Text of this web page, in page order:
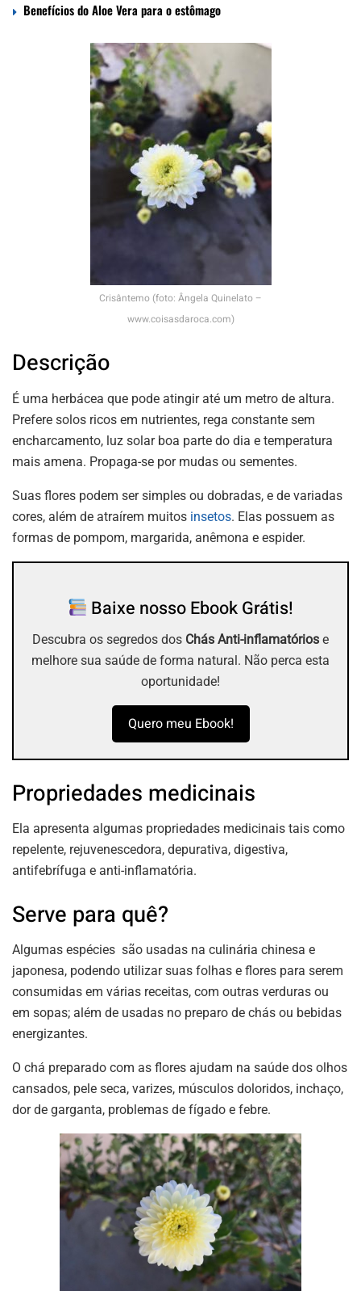
Benefícios do Aloe Vera para o estômago
Crisântemo (foto: Ângela Quinelato –
www.coisasdaroca.com)
Descrição
É uma herbácea que pode atingir até um metro de altura.
Prefere solos ricos em nutrientes, rega constante sem
encharcamento, luz solar boa parte do dia e temperatura
mais amena. Propaga-se por mudas ou sementes.
Suas flores podem ser simples ou dobradas, e de variadas
cores, além de atraírem muitos insetos. Elas possuem as
formas de pompom, margarida, anêmona e espider.
Baixe nosso Ebook Grátis!
Descubra os segredos dos Chás Anti-inflamatórios e
melhore sua saúde de forma natural. Não perca esta
oportunidade!
Quero meu Ebook!
Propriedades medicinais
Ela apresenta algumas propriedades medicinais tais como
repelente, rejuvenescedora, depurativa, digestiva,
antifebrífuga e anti-inflamatória.
Serve para quê?
Algumas espécies são usadas na culinária chinesa e
japonesa, podendo utilizar suas folhas e flores para serem
consumidas em várias receitas, com outras verduras ou
em sopas; além de usadas no preparo de chás ou bebidas
energizantes.
O chá preparado com as flores ajudam na saúde dos olhos
cansados, pele seca, varizes, músculos doloridos, inchaço,
dor de garganta, problemas de fígado e febre.